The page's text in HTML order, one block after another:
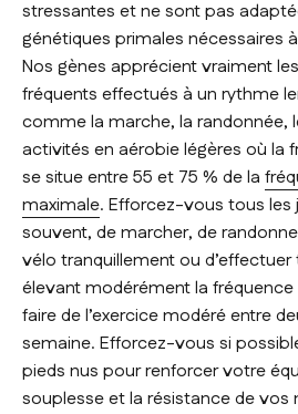
stressantes et ne sont pas
génétiques primales nécessaires
Nos gènes apprécient vraiment
fréquents effectués à un rythme
comme la marche, la randonnée,
activités en aérobie légères où la
se situe entre 55 et 75 % de la
maximale. Efforcez-vous tous les
souvent, de marcher, de
vélo tranquillement ou
élevant modérément la fréquence
faire de l’exercice modéré entre
semaine. Efforcez-vous si
pieds nus pour renforcer votre
souplesse et la résistance de vos